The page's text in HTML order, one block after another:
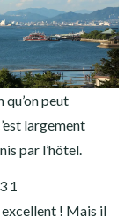
qu’on peut
largement
par l’hôtel.
excellent ! Mais il